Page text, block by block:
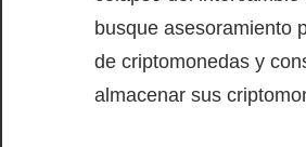
busque asesoramiento
de criptomonedas y
almacenar sus